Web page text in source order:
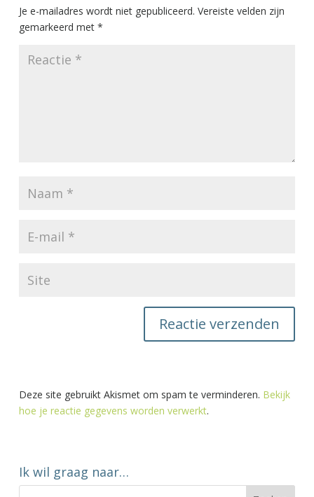
Je e-mailadres wordt niet gepubliceerd. Vereiste velden zijn
gemarkeerd met *
Deze site gebruikt Akismet om spam te verminderen. Bekijk
hoe je reactie gegevens worden verwerkt.
Ik wil graag naar…